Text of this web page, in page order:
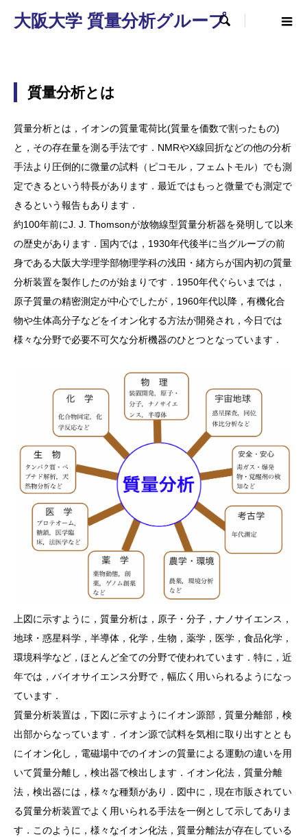
大阪大学 質量分析グループ

質量分析とは
質量分析とは，イオンの質量電荷比(質量を価数で割ったもの)
と，その存在量を測る手法です．NMRやX線回折などの他の分析
手法より圧倒的に微量の試料（ピコモル，フェムトモル）でも測
定できるという特長があります．最近ではもっと微量でも測定で
きるという報告もあります．
約100年前にJ. J. Thomsonが放物線型質量分析器を発明して以来
の歴史があります．国内では，1930年代後半に当グループの前
身である大阪大学理学部物理学科の浅田・緒方らが国内初の質量
分析装置を製作したのが始まりです．1950年代ぐらいまでは，
原子質量の精密測定が中心でしたが，1960年代以降，有機化合
物や生体高分子などをイオン化する方法が開発され，今日では
様々な分野で必要不可欠な分析機器のひとつとなっています．
上図に示すように，質量分析は，原子・分子，ナノサイエンス，
地球・惑星科学，半導体，化学，生物，薬学，医学，食品化学，
環境科学など，ほとんど全ての分野で使われています．特に，近
年では，バイオサイエンス分野で，幅広く用いられるようになっ
ています．
質量分析装置は，下図に示すようにイオン源部，質量分離部，検
出部からなっています．イオン源で試料を気相に取り出すととも
にイオン化し，電磁場中でのイオンの質量による運動の違いを用
いて質量分離し，検出器で検出します．イオン化法，質量分離
法，検出器には，様々な種類があり．図中に，現在市販されてい
る質量分析装置でよく用いられる手法を一例として示してありま
す．このように，様々なイオン化法，質量分離法が存在している